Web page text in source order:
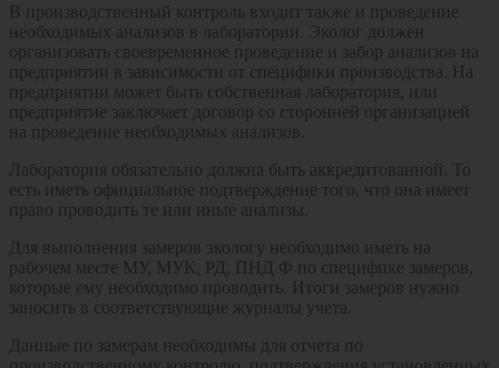
В производственный контроль входит также и проведение
необходимых анализов в лаборатории. Эколог должен
организовать своевременное проведение и забор анализов на
предприятии в зависимости от специфики производства. На
предприятии может быть собственная лаборатория, или
предприятие заключает договор со сторонней организацией
на проведение необходимых анализов.
Лаборатория обязательно должна быть аккредитованной. То
есть иметь официальное подтверждение того, что она имеет
право проводить те или иные анализы.
Для выполнения замеров экологу необходимо иметь на
рабочем месте МУ, МУК, РД, ПНД Ф по специфике замеров,
которые ему необходимо проводить. Итоги замеров нужно
заносить в соответствующие журналы учета.
Данные по замерам необходимы для отчета по